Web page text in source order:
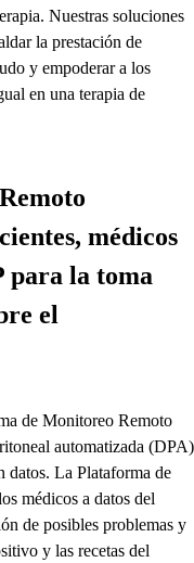
Nuestras soluciones
la prestación de
y empoderar a los
en una terapia de
médicos
para la toma
el
de Monitoreo Remoto
automatizada (DPA)
datos. La Plataforma de
médicos a datos del
de posibles problemas y
y las recetas del